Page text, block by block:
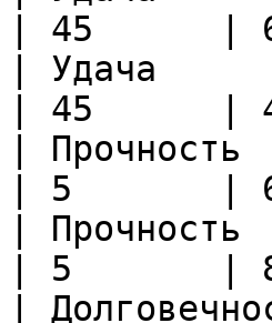
| 45
| Удача
| 45
|
| 5       |
|
| 5       |
|